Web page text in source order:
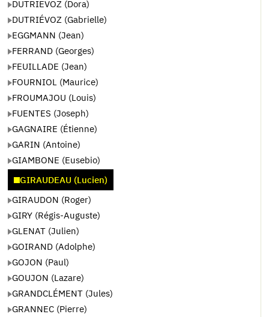
DUTRIEVOZ (Dora)
DUTRIÉVOZ (Gabrielle)
EGGMANN (Jean)
FERRAND (Georges)
FEUILLADE (Jean)
FOURNIOL (Maurice)
FROUMAJOU (Louis)
FUENTES (Joseph)
GAGNAIRE (Étienne)
GARIN (Antoine)
GIAMBONE (Eusebio)
GIRAUDEAU (Lucien)
GIRAUDON (Roger)
GIRY (Régis-Auguste)
GLENAT (Julien)
GOIRAND (Adolphe)
GOJON (Paul)
GOUJON (Lazare)
GRANDCLÉMENT (Jules)
GRANNEC (Pierre)